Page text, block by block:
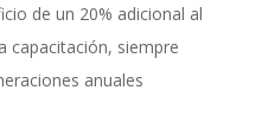
de un 20% adicional al
capacitación, siempre
anuales